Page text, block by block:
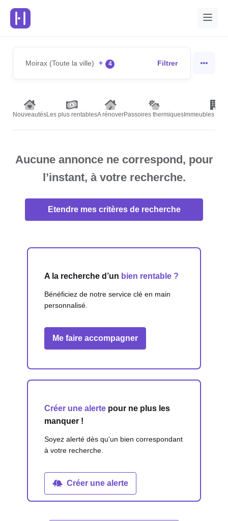
Moirax (Toute la ville) + 4 Filtrer
NouveautésLes plus rentablesA rénoverPassoires thermiques Immeubles de
Aucune annonce ne correspond, pour
l’instant, à votre recherche.
Etendre mes critères de recherche
A la recherche d’un bien rentable ?
Bénéficiez de notre service clé en main
personnalisé.
Me faire accompagner
Créer une alerte pour ne plus les
manquer !
Soyez alerté dès qu'un bien correspondant
à votre recherche.
Créer une alerte